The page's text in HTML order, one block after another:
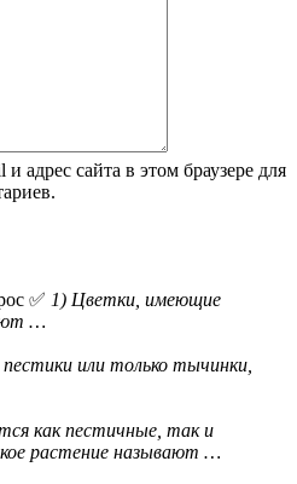
адрес сайта в этом браузере для
✅ 1) Цветки, имеющие
…
или только тычинки,
как пестичные, так и
растение называют …